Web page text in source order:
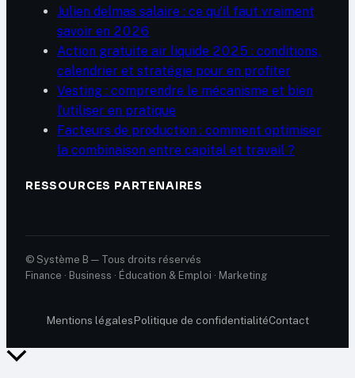
Julien delmas salaire : ce qu’il faut vraiment
savoir en 2026
Action gratuite air liquide 2025 : conditions,
calendrier et stratégie pour en profiter
Vesting : comprendre le mécanisme et bien
l’utiliser en pratique
Facteurs de production : comment optimiser
la combinaison entre capital et travail ?
RESSOURCES PARTENAIRES
© Système B — Tous droits réservés
Finance · Business · Éducation & Emploi · Marketing
Mentions légalesPolitique de confidentialitéContact